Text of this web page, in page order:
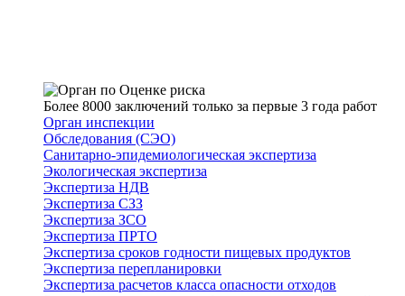
Более 8000 заключений только за первые 3 года работ
Орган инспекции
Обследования (СЭО)
Санитарно-эпидемиологическая экспертиза
Экологическая экспертиза
Экспертиза НДВ
Экспертиза СЗЗ
Экспертиза ЗСО
Экспертиза ПРТО
Экспертиза сроков годности пищевых продуктов
Экспертиза перепланировки
Экспертиза расчетов класса опасности отходов